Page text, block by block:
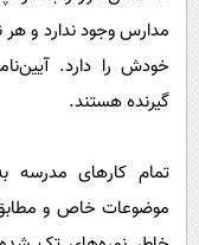
مدارس وجود ندارد و هر
خودش را دارد.
گیرنده هستند.
تمام کارهای مدرسه
موضوعات خاص و مطابق